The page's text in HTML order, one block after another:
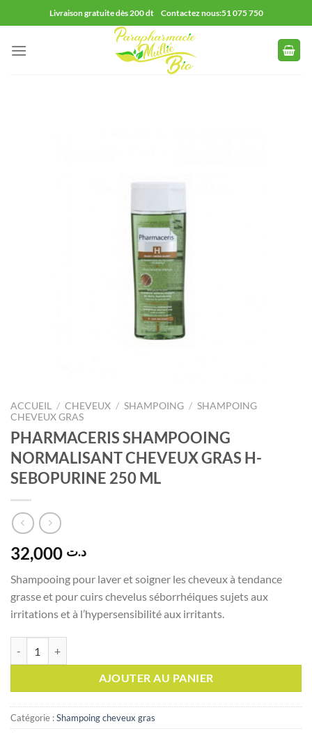
au
contenu
Livraison gratuite dès 200 dt Contactez nous:51 075 750
ACCUEIL / CHEVEUX / SHAMPOING / SHAMPOING
CHEVEUX GRAS
PHARMACERIS SHAMPOOING
NORMALISANT CHEVEUX GRAS H-
SEBOPURINE 250 ML
د.ت
Shampooing pour laver et soigner les cheveux à tendance
grasse et pour cuirs chevelus séborrhéiques sujets aux
irritations et à l’hypersensibilité aux irritants.
AJOUTER AU PANIER
Catégorie :Shampoing cheveux gras